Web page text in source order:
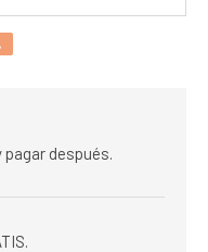
después.